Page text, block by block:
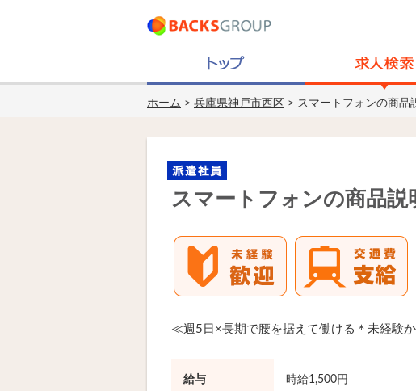
ホーム > 兵庫県神戸市西区 > スマートフォンの商品
スマートフォンの商品説
≪週5日×長期で腰を据えて働ける＊未経験
給与 時給1,500円